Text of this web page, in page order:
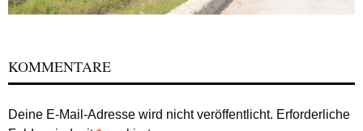
KOMMENTARE
Deine E-Mail-Adresse wird nicht veröffentlicht. Erforderliche